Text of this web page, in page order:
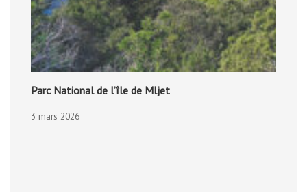
Parc National de l’île de Mljet
3 mars 2026